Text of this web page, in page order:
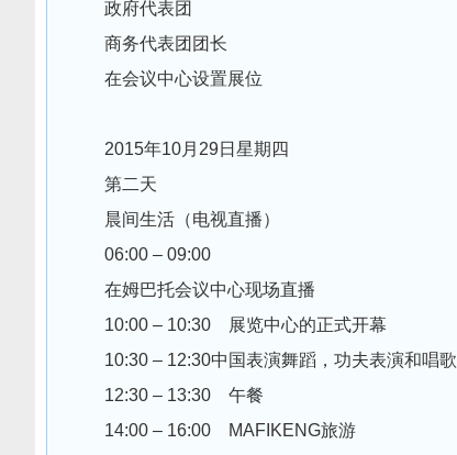
政府代表团
商务代表团团长
在会议中心设置展位
2015年10月29日星期四
第二天
晨间生活（电视直播）
06:00 – 09:00
在姆巴托会议中心现场直播
10:00 – 10:30 展览中心的正式开幕
10:30 – 12:30中国表演舞蹈，功夫表演和唱歌
12:30 – 13:30 午餐
14:00 – 16:00 MAFIKENG旅游